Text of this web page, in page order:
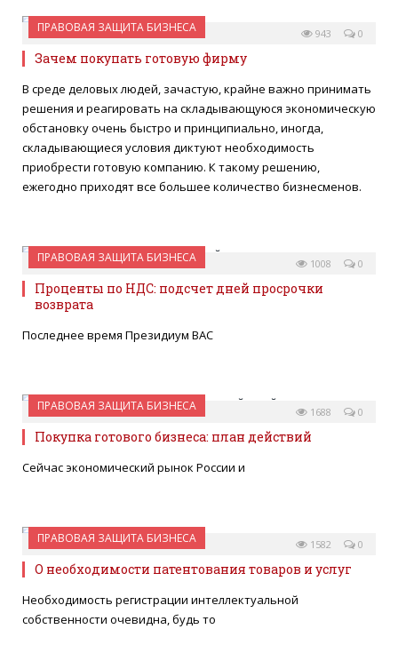
ПРАВОВАЯ ЗАЩИТА БИЗНЕСА
20 МАРТА 2015 0
943
Зачем покупать готовую фирму
В среде деловых людей, зачастую, крайне важно принимать
решения и реагировать на складывающуюся экономическую
обстановку очень быстро и принципиально, иногда,
складывающиеся условия диктуют необходимость
приобрести готовую компанию. К такому решению,
ежегодно приходят все большее количество бизнесменов.
ПРАВОВАЯ ЗАЩИТА БИЗНЕСА
27 МАЯ 2014 0
1008
Проценты по НДС: подсчет дней просрочки
возврата
Последнее время Президиум ВАС
ПРАВОВАЯ ЗАЩИТА БИЗНЕСА
17 АПРЕЛЯ 2014 0
1688
Покупка готового бизнеса: план действий
Сейчас экономический рынок России и
ПРАВОВАЯ ЗАЩИТА БИЗНЕСА
13 АПРЕЛЯ 2014 0
1582
О необходимости патентования товаров и услуг
Необходимость регистрации интеллектуальной
собственности очевидна, будь то